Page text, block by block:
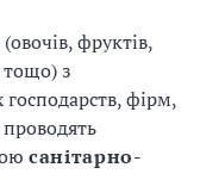
фруктів,
тощо) з
фірм,
санітарно-